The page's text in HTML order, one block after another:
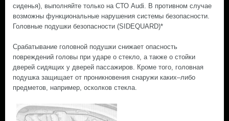
сиденья), выполняйте только на СТО Audi. В противном случае
возможны функциональные нарушения системы безопасности.
Головные подушки безопасности (SIDEQUARD)*
Срабатывание головной подушки снижает опасность
повреждений головы при ударе о стекло, а также о стойки
дверей сидящих у дверей пассажиров. Кроме того, головная
подушка защищает от проникновения снаружи каких–либо
предметов, например, осколков стекла.